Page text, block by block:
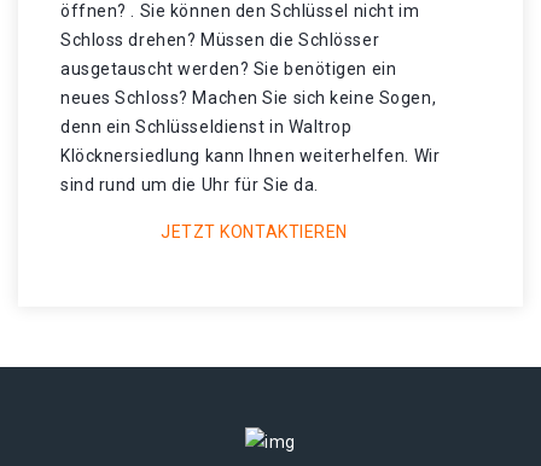
öffnen? . Sie können den Schlüssel nicht im
Schloss drehen? Müssen die Schlösser
ausgetauscht werden? Sie benötigen ein
neues Schloss? Machen Sie sich keine Sogen,
denn ein Schlüsseldienst in Waltrop
Klöcknersiedlung kann Ihnen weiterhelfen. Wir
sind rund um die Uhr für Sie da.
JETZT KONTAKTIEREN